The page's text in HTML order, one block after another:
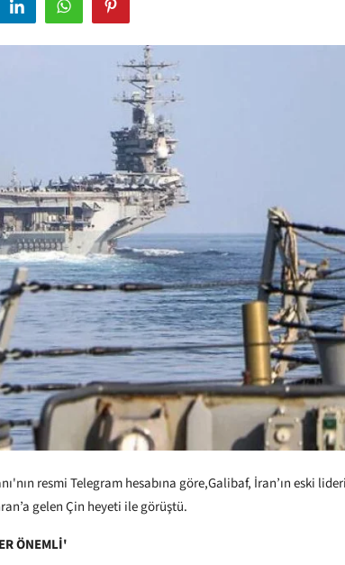
resmi Telegram hesabına göre,Galibaf, İran’ın eski
gelen Çin heyeti ile görüştü.
ÖNEMLİ'